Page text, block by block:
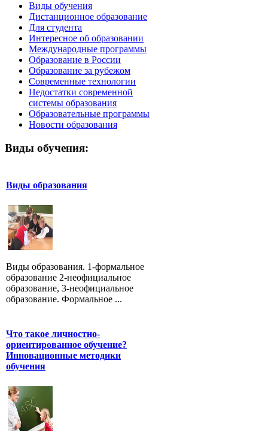
Виды обучения
Дистанционное образование
Для студента
Интересное об образовании
Международные программы
Образование в России
Образование за рубежом
Современные технологии
Недостатки современной
системы образования
Образовательные программы
Новости образования
Виды обучения:
Виды образования
Виды образования. 1-формальное
образование 2-неофициальное
образование, 3-неофициальное
образование. Формальное ...
Что такое личностно-
ориентированное обучение?
Инновационные методики
обучения